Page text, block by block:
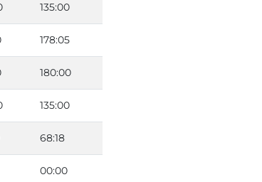
135:00
178:05
180:00
135:00
68:18
00:00